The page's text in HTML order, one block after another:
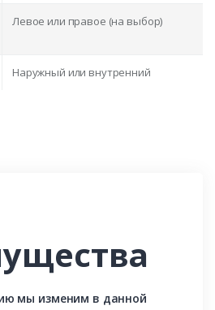
Левое или правое (на выбор)
Наружный или внутренний
мы изменим в данной